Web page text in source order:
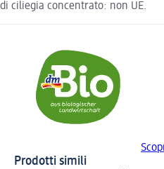
di ciliegia concentrato: non UE.
Prodotti simili